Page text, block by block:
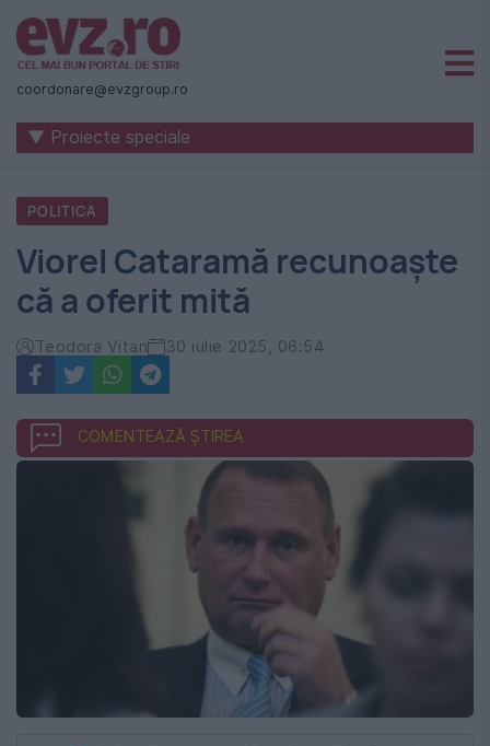
Știri
naționale
internaționale
România
-
Evenimentul
Zilei
coordonare@evzgroup.ro
▼ Proiecte speciale
POLITICA
Viorel Cataramă recunoaște
că a oferit mită
Teodora Vitan 30 iulie 2025, 06:54
COMENTEAZĂ ȘTIREA